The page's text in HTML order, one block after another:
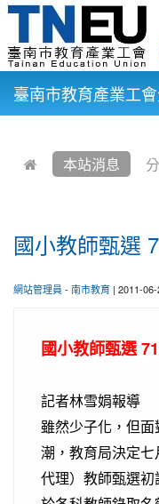
臺南市教育產業工
本站消息
國小教師甄選
網站管理員 - 南市教育 | 2011-
國小教師甄選
記者林雪娟報導
雖然少子化，但
潮，教育局決定
代理）教師甄選